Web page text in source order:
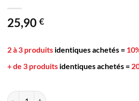
25,90 €
2 à 3 produits identiques achetés =
+ de 3 produits identiques achetés =
quantité de Coussin Chaise 45x45cm Blanc